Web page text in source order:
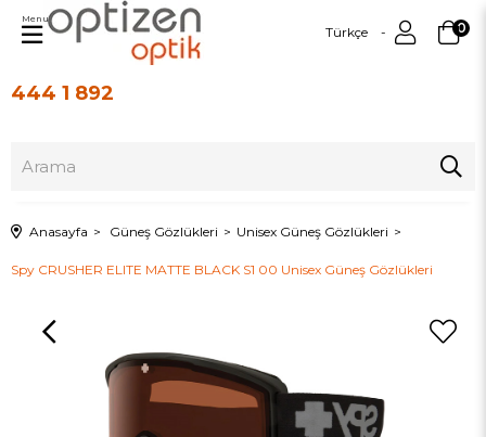
444 1 892
Türkçe 0
Menu
Anasayfa Güneş Gözlükleri Unisex Güneş Gözlükleri
Spy CRUSHER ELITE MATTE BLACK S1 00 Unisex Güneş Gözlükleri